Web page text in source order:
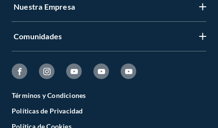
Nuestra Empresa
Comunidades
Términos y Condiciones
Políticas de Privacidad
Política de Cookies